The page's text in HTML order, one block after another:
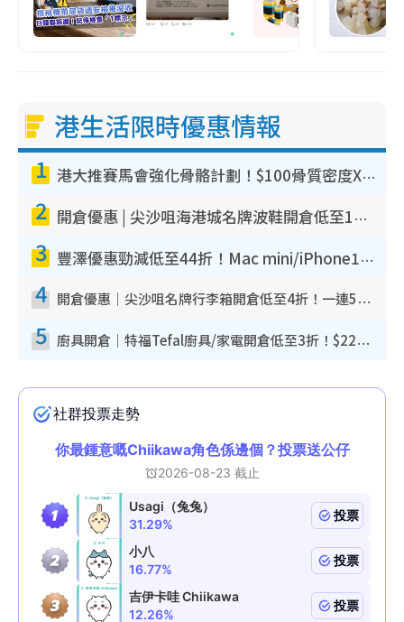
港生活限時優惠情報
1 港大推賽馬會強化骨骼計劃！$100骨質密度X光檢查 完成免費運動訓練送超市禮券！附參加資格
2 開倉優惠 | 尖沙咀海港城名牌波鞋開倉低至1折！On鞋$899起／Joy&Peace鞋履$98起
3 豐澤優惠勁減低至44折！Mac mini/iPhone17Pro大減價！廚房家電$220起
4 開倉優惠｜尖沙咀名牌行李箱開倉低至4折！一連5日 American Tourister/ace./Hallmark $200起！
5 廚具開倉｜特福Tefal廚具/家電開倉低至3折！$220起買平底鍋/炒鑊/湯煲！電飯煲/吸塵機/燙斗$418起